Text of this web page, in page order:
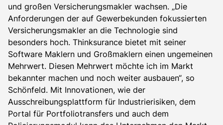
und großen Versicherungsmakler wachsen. „Die
Anforderungen der auf Gewerbekunden fokussierten
Versicherungsmakler an die Technologie sind
besonders hoch. Thinksurance bietet mit seiner
Software Maklern und Großmaklern einen ungemeinen
Mehrwert. Diesen Mehrwert möchte ich im Markt
bekannter machen und noch weiter ausbauen“, so
Schönfeld. Mit Innovationen, wie der
Ausschreibungsplattform für Industrierisiken, dem
Portal für Portfoliotransfers und auch dem